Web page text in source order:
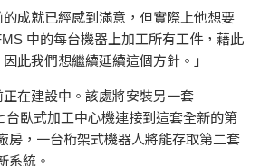
成就已經感到滿意，但實際上他想要
中的每台機器上加工所有工件，藉此
此我們想繼續延續這個方針。」
在建設中。該處將安裝另一套
台臥式加工中心機連接到這套全新的第
房，一台桁架式機器人將能存取第二套
系統。